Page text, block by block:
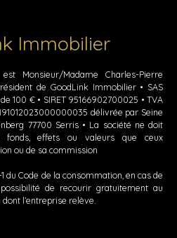
Immobilier
Monsieur/Madame Charles-Pierre
de GoodLink Immobilier • SAS
100 € • SIRET 95166902700025 • TVA
délivrée par Seine
77700 Serris • La société ne doit
fonds, effets ou valeurs que ceux
ou de sa commission
du Code de la consommation, en cas de
de recourir gratuitement au
l’entreprise relève.